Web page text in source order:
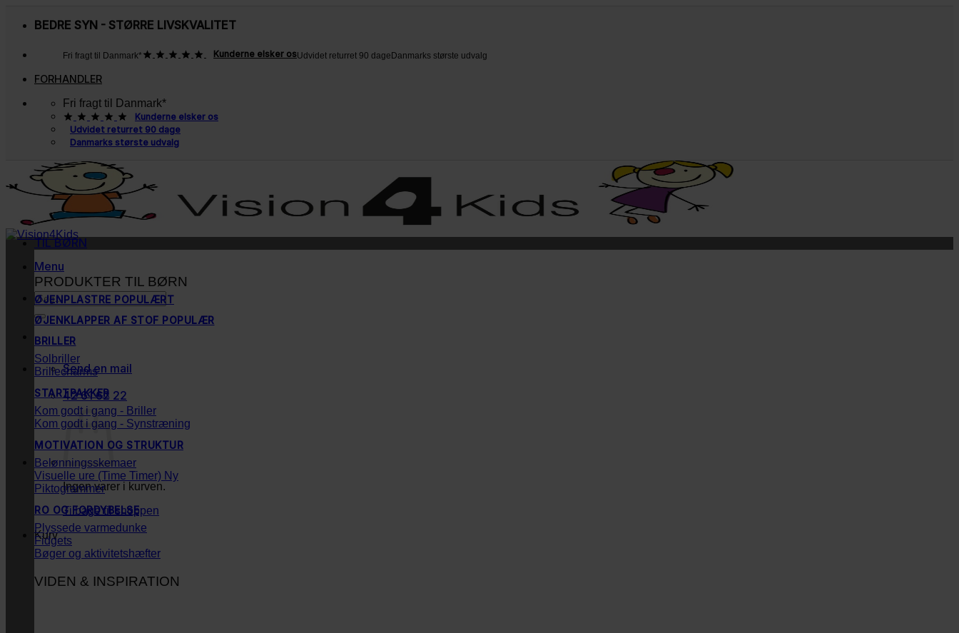
BEDRE SYN - STØRRE LIVSKVALITET
Fri fragt til Danmark* Kunderne elsker osUdvidet returret 90 dage Danmarks største udvalg
FORHANDLER
Fri fragt til Danmark*
Kunderne elsker os
Udvidet returret 90 dage
Danmarks største udvalg
Menu
Søg
efter:
Send en mail
42 61 62 22
Ingen varer i kurven.
Tilbage til shoppen
Kurv
TIL BØRN
PRODUKTER TIL BØRN
ØJENPLASTRE
ØJENKLAPPER AF STOF
BRILLER
Solbriller
Brillecharms
STARTPAKKER
Kom godt i gang - Briller
Kom godt i gang - Synstræning
MOTIVATION OG STRUKTUR
Belønningsskemaer
Visuelle ure (Time Timer)
Piktogrammer
RO OG FORDYBELSE
Plyssede varmedunke
Fidgets
Bøger og aktivitetshæfter
VIDEN & INSPIRATION